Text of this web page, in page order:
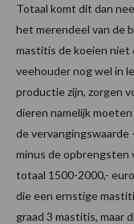
Totaal komt dit dan
het merendeel van de
mastitis de koeien niet
veehouder nog wel in
productie zijn, zorgen
dieren namelijk
de vervangingswaarde
minus de opbrengsten
totaal 1500-2000,-
die een ernstige
graad 3 mastitis, maar